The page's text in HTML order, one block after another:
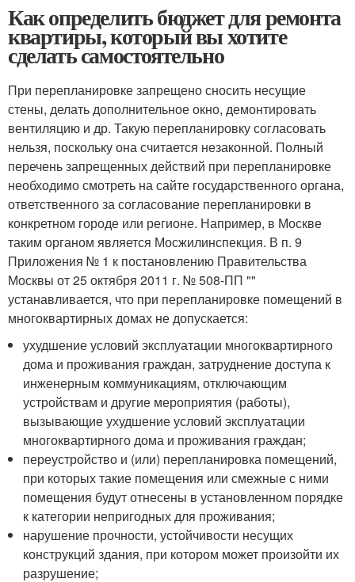
Как определить бюджет для ремонта
квартиры, который вы хотите
сделать самостоятельно
При перепланировке запрещено сносить несущие
стены, делать дополнительное окно, демонтировать
вентиляцию и др. Такую перепланировку согласовать
нельзя, поскольку она считается незаконной. Полный
перечень запрещенных действий при перепланировке
необходимо смотреть на сайте государственного органа,
ответственного за согласование перепланировки в
конкретном городе или регионе. Например, в Москве
таким органом является Мосжилинспекция. В п. 9
Приложения № 1 к постановлению Правительства
Москвы от 25 октября 2011 г. № 508-ПП ""
устанавливается, что при перепланировке помещений в
многоквартирных домах не допускается:
ухудшение условий эксплуатации многоквартирного
дома и проживания граждан, затруднение доступа к
инженерным коммуникациям, отключающим
устройствам и другие мероприятия (работы),
вызывающие ухудшение условий эксплуатации
многоквартирного дома и проживания граждан;
переустройство и (или) перепланировка помещений,
при которых такие помещения или смежные с ними
помещения будут отнесены в установленном порядке
к категории непригодных для проживания;
нарушение прочности, устойчивости несущих
конструкций здания, при котором может произойти их
разрушение;